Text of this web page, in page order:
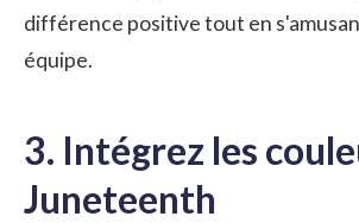
différence positive tout en
équipe.
3. Intégrez les
Juneteenth